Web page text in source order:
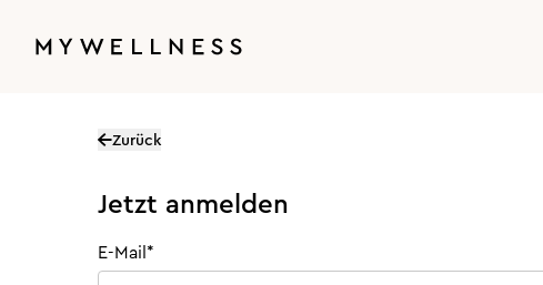
Zurück
Jetzt anmelden
E-Mail